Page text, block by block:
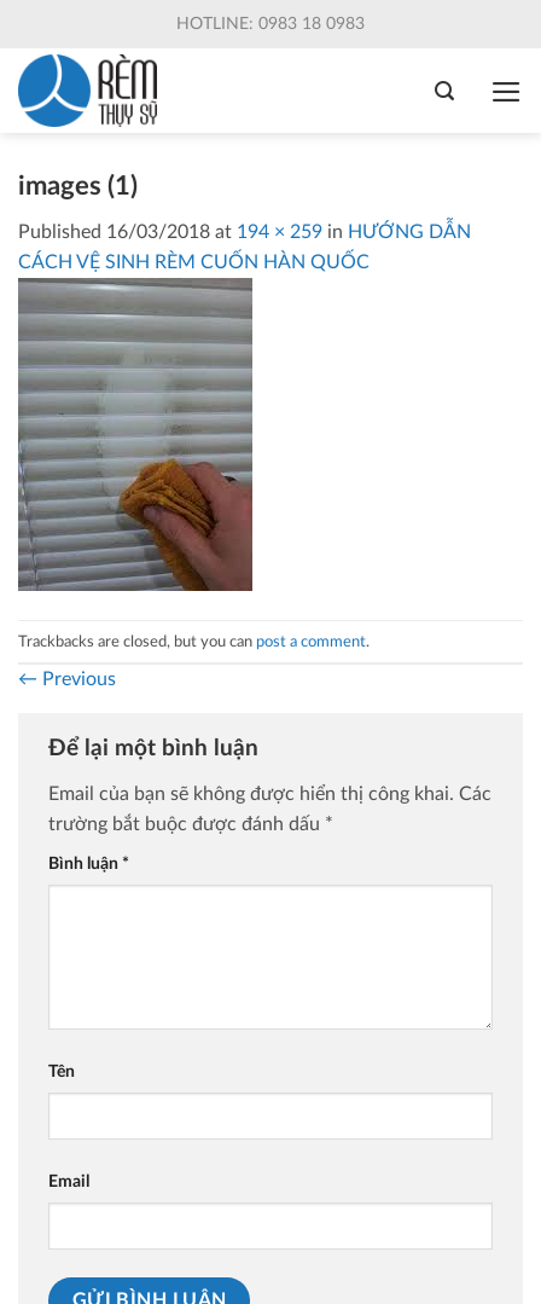
content
HOTLINE: 0983 18 0983
images (1)
Published 16/03/2018 at 194 × 259 in HƯỚNG DẪN
CÁCH VỆ SINH RÈM CUỐN HÀN QUỐC
Trackbacks are closed, but you can post a comment.
← Previous
Để lại một bình luận
Email của bạn sẽ không được hiển thị công khai. Các
trường bắt buộc được đánh dấu *
Bình luận *
Tên
Email